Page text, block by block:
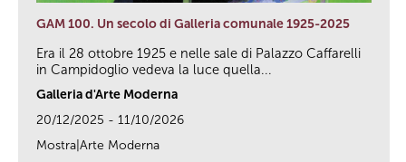
GAM 100. Un secolo di Galleria comunale 1925-2025
Era il 28 ottobre 1925 e nelle sale di Palazzo Caffarelli
in Campidoglio vedeva la luce quella...
Galleria d'Arte Moderna
20/12/2025 - 11/10/2026
Mostra|Arte Moderna